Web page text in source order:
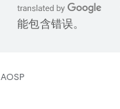
能包含错误。
AOSP